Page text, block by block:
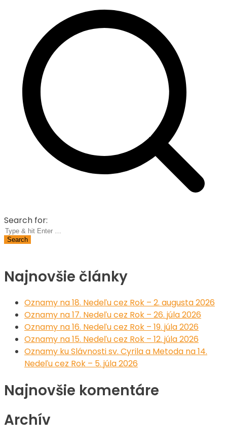
Search for:
Najnovšie články
Oznamy na 18. Nedeľu cez Rok – 2. augusta 2026
Oznamy na 17. Nedeľu cez Rok – 26. júla 2026
Oznamy na 16. Nedeľu cez Rok – 19. júla 2026
Oznamy na 15. Nedeľu cez Rok – 12. júla 2026
Oznamy ku Slávnosti sv. Cyrila a Metoda na 14.
Nedeľu cez Rok – 5. júla 2026
Najnovšie komentáre
Archív